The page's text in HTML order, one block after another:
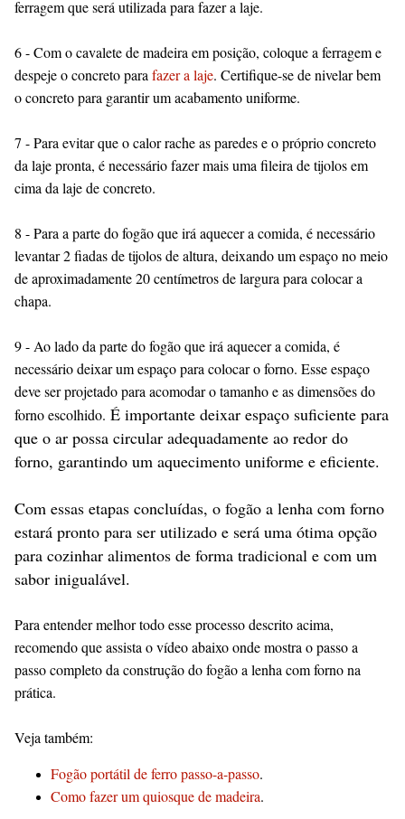
ferragem que será utilizada para fazer a laje.
6 - Com o cavalete de madeira em posição, coloque a ferragem e
despeje o concreto para fazer a laje. Certifique-se de nivelar bem
o concreto para garantir um acabamento uniforme.
7 - Para evitar que o calor rache as paredes e o próprio concreto
da laje pronta, é necessário fazer mais uma fileira de tijolos em
cima da laje de concreto.
8 - Para a parte do fogão que irá aquecer a comida, é necessário
levantar 2 fiadas de tijolos de altura, deixando um espaço no meio
de aproximadamente 20 centímetros de largura para colocar a
chapa.
9 - Ao lado da parte do fogão que irá aquecer a comida, é
necessário deixar um espaço para colocar o forno. Esse espaço
deve ser projetado para acomodar o tamanho e as dimensões do
forno escolhido. É importante deixar espaço suficiente para
que o ar possa circular adequadamente ao redor do
forno, garantindo um aquecimento uniforme e eficiente.
Com essas etapas concluídas, o fogão a lenha com forno
estará pronto para ser utilizado e será uma ótima opção
para cozinhar alimentos de forma tradicional e com um
sabor inigualável.
Para entender melhor todo esse processo descrito acima,
recomendo que assista o vídeo abaixo onde mostra o passo a
passo completo da construção do fogão a lenha com forno na
prática.
Veja também:
Fogão portátil de ferro passo-a-passo.
Como fazer um quiosque de madeira.